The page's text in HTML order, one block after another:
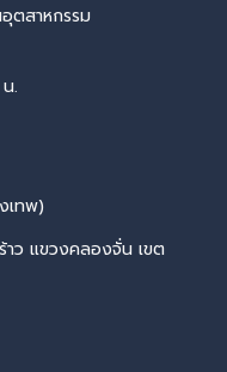
ตสาหกรรม
.
เทพ)
ว แขวงคลองจั่น เขต